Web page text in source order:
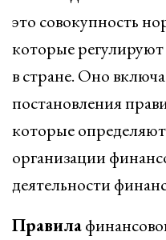
это совокупность
которые
в стране. Оно
постановления
которые
организации
деятельности
Правила